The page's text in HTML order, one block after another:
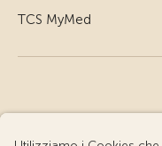
TCS MyMed